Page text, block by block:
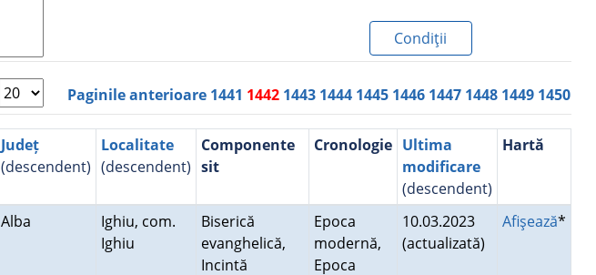
Condiţii
Paginile anterioare 1441 1442 1443 1444 1445 1446 1447 1448 1449 1450
Județ
(descendent)
Localitate
(descendent)
Componente
sit
Cronologie Ultima
modificare
(descendent)
Hartă
Alba
Ighiu, com.
Ighiu
Biserică
evanghelică,
Incintă
Epoca
modernă,
Epoca
10.03.2023
(actualizată)
Afişează*